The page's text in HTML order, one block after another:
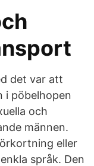
det var att
i pöbelhopen
och
männen.
eller
språk. Den